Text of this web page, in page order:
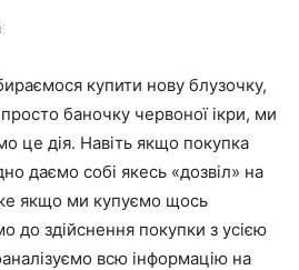
купити нову блузочку,
баночку червоної ікри, ми
це дія. Навіть якщо покупка
даємо собі якесь «дозвіл» на
якщо ми купуємо щось
до здійснення покупки з усією
всю інформацію на